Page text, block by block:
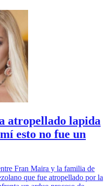
atropellado lapida
esto no fue un
Fran Maira y la familia de
que fue atropellado por la